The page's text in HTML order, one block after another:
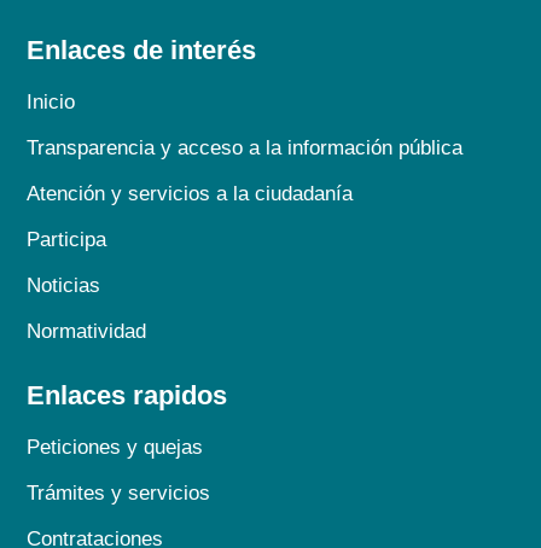
Enlaces de interés
Inicio
Transparencia y acceso a la información pública
Atención y servicios a la ciudadanía
Participa
Noticias
Normatividad
Enlaces rapidos
Peticiones y quejas
Trámites y servicios
Contrataciones